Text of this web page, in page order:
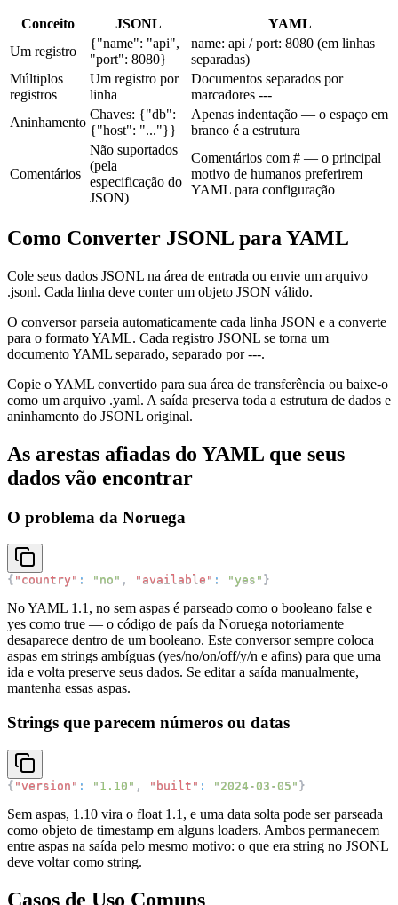
Conceito JSONL
YAML
Um registro
{"name": "api",
"port": 8080}
name: api / port: 8080 (em linhas
separadas)
Múltiplos
registros
Um registro por
linha
Documentos separados por
marcadores ---
Aninhamento
Chaves: {"db":
{"host": "..."}}
Apenas indentação — o espaço em
branco é a estrutura
Comentários
Não suportados
(pela
especificação do
JSON)
Comentários com # — o principal
motivo de humanos preferirem
YAML para configuração
Como Converter JSONL para YAML
Cole seus dados JSONL na área de entrada ou envie um arquivo
.jsonl. Cada linha deve conter um objeto JSON válido.
O conversor parseia automaticamente cada linha JSON e a converte
para o formato YAML. Cada registro JSONL se torna um
documento YAML separado, separado por ---.
Copie o YAML convertido para sua área de transferência ou baixe-o
como um arquivo .yaml. A saída preserva toda a estrutura de dados e
aninhamento do JSONL original.
As arestas afiadas do YAML que seus
dados vão encontrar
O problema da Noruega
{ "country" : "no" , "available" : "yes" }
No YAML 1.1, no sem aspas é parseado como o booleano false e
yes como true — o código de país da Noruega notoriamente
desaparece dentro de um booleano. Este conversor sempre coloca
aspas em strings ambíguas (yes/no/on/off/y/n e afins) para que uma
ida e volta preserve seus dados. Se editar a saída manualmente,
mantenha essas aspas.
Strings que parecem números ou datas
{ "version" : "1.10" , "built" : "2024-03-05" }
Sem aspas, 1.10 vira o float 1.1, e uma data solta pode ser parseada
como objeto de timestamp em alguns loaders. Ambos permanecem
entre aspas na saída pelo mesmo motivo: o que era string no JSONL
deve voltar como string.
Casos de Uso Comuns